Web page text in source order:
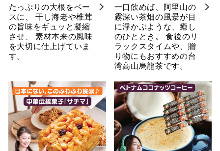
たっぷりの大根をベー
スに、 干し海老や椎茸
の旨味をギュッと凝縮
させ、 素材本来の風味
を大切に仕上げていま
す。
一口飲めば、阿里山の
霧深い茶畑の風景が目
に浮かぶような、癒し
のひととき。 食後のリ
ラックスタイムや、贈
り物にもおすすめの台
湾高山烏龍茶です。